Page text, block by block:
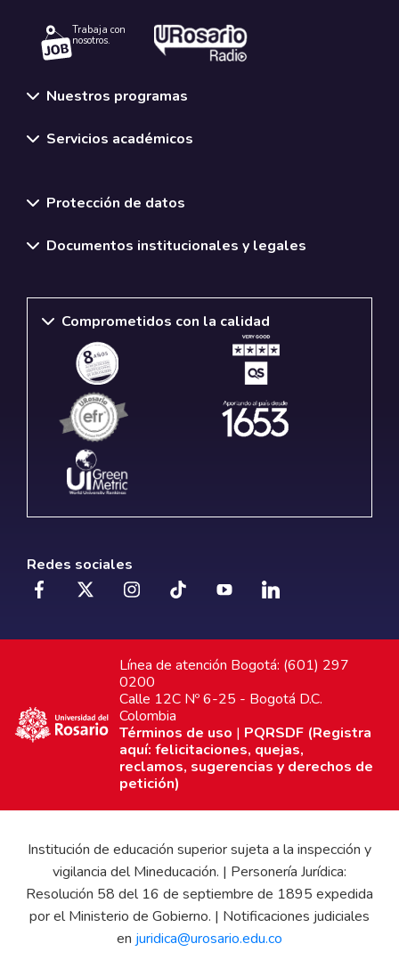
Trabaja con
nosotros.
Nuestros programas
Servicios académicos
Protección de datos
Documentos institucionales y legales
Comprometidos con la calidad
Redes sociales
Línea de atención Bogotá: (601) 297
0200
Calle 12C Nº 6-25 - Bogotá D.C.
Colombia
Términos de uso | PQRSDF (Registra
aquí: felicitaciones, quejas,
reclamos, sugerencias y derechos de
petición)
Institución de educación superior sujeta a la inspección y
vigilancia del Mineducación. | Personería Jurídica:
Resolución 58 del 16 de septiembre de 1895 expedida
por el Ministerio de Gobierno. | Notificaciones judiciales
en juridica@urosario.edu.co